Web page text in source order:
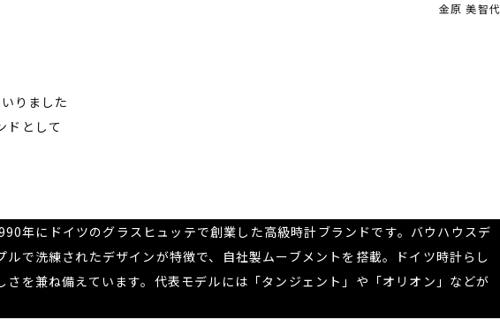
金原 美智代
りました
ドとして
年にドイツのグラスヒュッテで創業した高級時計ブランドです。バウハウスデ
ルで洗練されたデザインが特徴で、自社製ムーブメントを搭載。ドイツ時計らし
さを兼ね備えています。代表モデルには「タンジェント」や「オリオン」などが